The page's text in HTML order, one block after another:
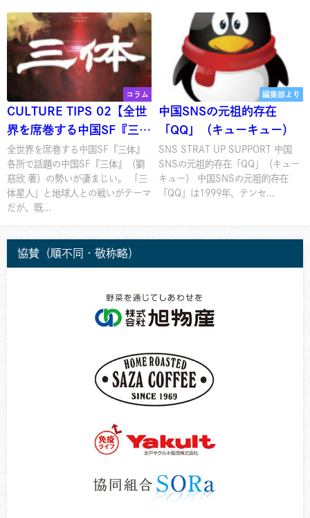
コラム
CULTURE TIPS 02【全世
界を席巻する中国SF『三
体』】
全世界を席巻する中国SF『三体』
各所で話題の中国SF『三体』（劉
慈欣 著）の勢いが凄まじい。 「三
体星人」と地球人との戦いがテーマ
だが、既...
編集部より
中国SNSの元祖的存在
「QQ」（キューキュー）
SNS STRAT UP SUPPORT 中国
SNSの元祖的存在「QQ」（キュー
キュー） 中国SNSの元祖的存在
「QQ」は1999年、テンセ...
協賛（順不同・敬称略）